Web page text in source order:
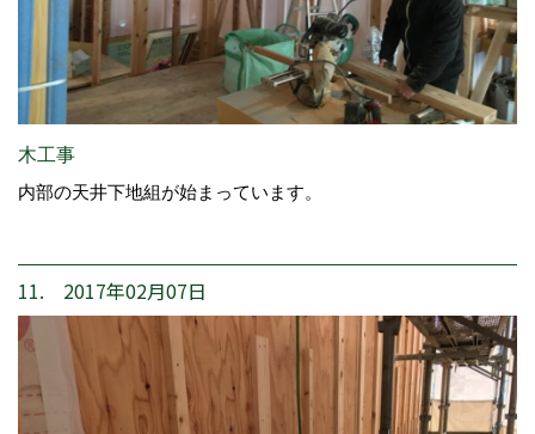
木工事
内部の天井下地組が始まっています。
11. 2017年02月07日